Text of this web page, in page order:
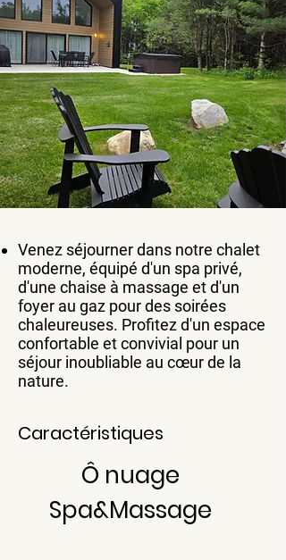
Venez séjourner dans notre chalet
moderne, équipé d'un spa privé,
d'une chaise à massage et d'un
foyer au gaz pour des soirées
chaleureuses. Profitez d'un espace
confortable et convivial pour un
séjour inoubliable au cœur de la
nature.
Caractéristiques
Ô nuage
Spa&Massage